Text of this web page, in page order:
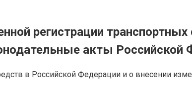
регистрации транспортных
акты Российской
в Российской Федерации и о внесении